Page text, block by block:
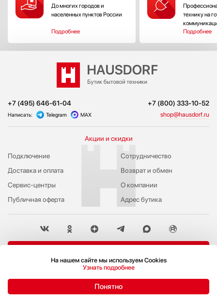
До многих городов и
населенных пунктов России
Подробнее
технику на
Подробнее
© 2009-2026 Бутик бытовой техники Hausdorf
+7 (495) 646-61-04 +7 (800) 333-10-52
Написать: Telegram MAX shop@hausdorf.ru
Акции и скидки
Подключение
Публичная оферта
Сервис-центры
Доставка и оплата
Сотрудничество
Возврат и обмен
О компании
Адрес бутика
Политика конфиденциальности
На нашем сайте мы используем Cookies
Узнать подробнее
Понятно